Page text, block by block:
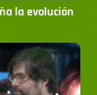
la evolución